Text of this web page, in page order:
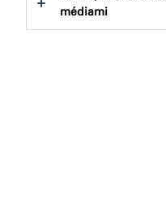
Vybrať
médiami